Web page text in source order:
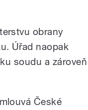
obrany
Úřad naopak
soudu a zároveň
České